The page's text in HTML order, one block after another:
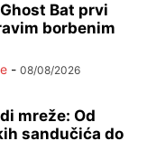
Bat prvi
borbenim
- 08/08/2026
mreže: Od
sandučića do